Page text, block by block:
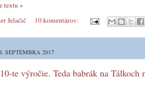
textu »
Jelačič 10 komentárov:
SEPTEMBRA 2017
te výročie. Teda babrák na Tálkoch